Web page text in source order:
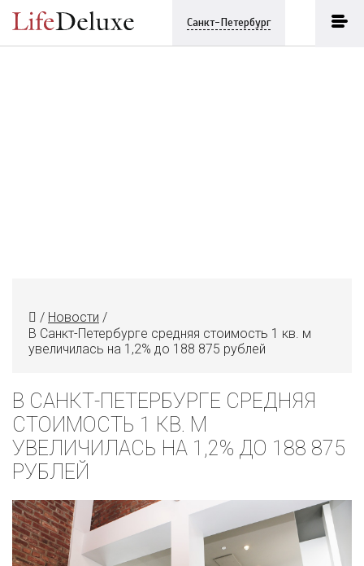
Санкт-Петербург
/ Новости /
В Санкт-Петербурге средняя стоимость 1 кв. м
увеличилась на 1,2% до 188 875 рублей
В САНКТ-ПЕТЕРБУРГЕ СРЕДНЯЯ
СТОИМОСТЬ 1 КВ. М
УВЕЛИЧИЛАСЬ НА 1,2% ДО 188 875
РУБЛЕЙ